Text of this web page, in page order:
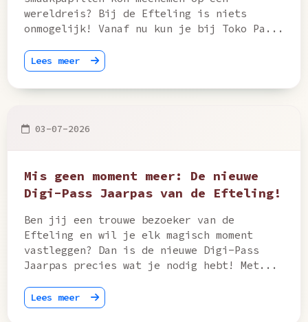
wereldreis? Bij de Efteling is niets
onmogelijk! Vanaf nu kun je bij Toko Pa...
Lees meer
03-07-2026
Mis geen moment meer: De nieuwe
Digi-Pass Jaarpas van de Efteling!
Ben jij een trouwe bezoeker van de
Efteling en wil je elk magisch moment
vastleggen? Dan is de nieuwe Digi-Pass
Jaarpas precies wat je nodig hebt! Met...
Lees meer